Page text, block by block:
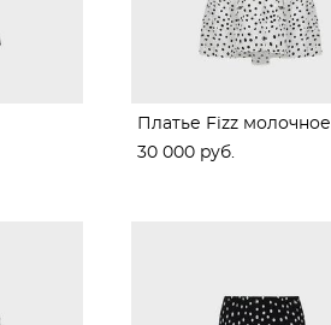
Платье Fizz молочное
30 000 pуб.